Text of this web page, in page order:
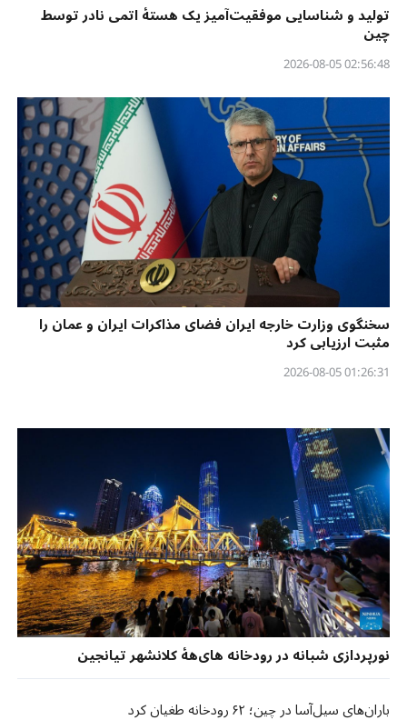
تولید و شناسایی موفقیت‌آمیز یک هستهٔ اتمی نادر توسط
چین
02:56:48 2026-08-05
سخنگوی وزارت خارجه ایران فضای مذاکرات ایران و عمان را
مثبت ارزیابی کرد
01:26:31 2026-08-05
نورپردازی شبانه در رودخانه های‌ههٔ کلانشهر تیانجین
باران‌های سیل‌آسا در چین؛ ۶۲ رودخانه طغیان کرد